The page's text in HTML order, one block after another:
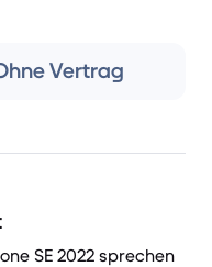
Vertrag
SE 2022 sprechen